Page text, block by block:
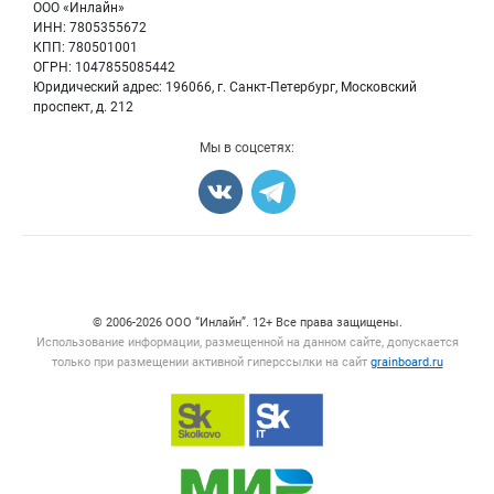
ООО «Инлайн»
ИНН: 7805355672
КПП: 780501001
ОГРН: 1047855085442
Юридический адрес: 196066, г. Санкт-Петербург, Московский
проспект, д. 212
Мы в соцсетях:
© 2006‑2026 ООО “Инлайн”. 12+ Все права защищены.
Использование информации, размещенной на данном сайте, допускается
только при размещении активной гиперссылки на сайт grainboard.ru